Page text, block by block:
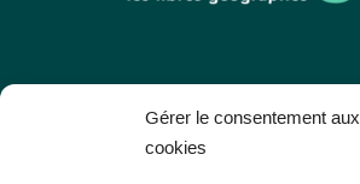
Gérer le consentement aux
cookies
Les Libres Géographes